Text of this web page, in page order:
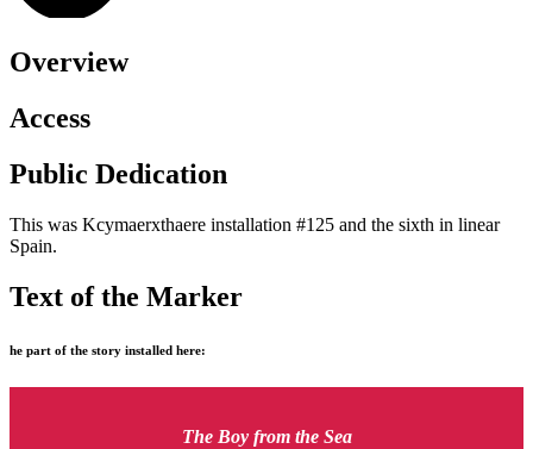
Overview
Access
Public Dedication
This was Kcymaerxthaere installation #125 and the sixth in linear
Spain.
Text of the Marker
he part of the story installed here:
The Boy from the Sea